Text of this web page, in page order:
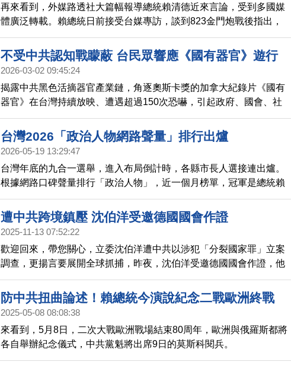
再來看到，外媒路透社大篇幅報導總統賴清德近來言論，受到多國媒
體廣泛轉載。賴總統日前接受台媒專訪，談到823金門炮戰後指出，
中共侵台目的，根本就不是為了中國領土問題，否則，中共現在就會
和俄羅斯討回龐大的中國土地。
不受中共認知戰矇蔽 台民眾響應《國有器官》遊行
2026-03-02 09:45:24
揭露中共黑色活摘器官產業鏈，角逐奧斯卡獎的加拿大紀錄片《國有
器官》在台灣持續放映、遭遇超過150次恐嚇，引起政府、國會、社
會關注中共跨境鎮壓；在澳洲、美國等多國放映也遭遇恐嚇。228前
夕，在台北西門町街頭，有記者會與遊行，呼籲拒絕紅色跨境鎮壓，
現場許多民眾揮舞旗幟，加入遊行隊伍，包括關心中國影星于朦朧的
台灣2026「政治人物網路聲量」排行出爐
2026-05-19 13:29:47
台灣年底的九合一選舉，進入布局倒計時，各縣市長人選接連出爐。
根據網路口碑聲量排行「政治人物」，近一個月榜單，冠軍是總統賴
清德，累計聲量高達約222.7萬筆，是名副其實的台灣政壇輿情第一
人，也是榜單第二名的民進黨立委、台北市長參選人沈伯洋，92.5萬
筆的兩倍以上。接下來第三到第五名，分別是台北市長蔣萬安、國民
遭中共跨境鎮壓 沈伯洋受邀德國國會作證
2025-11-13 07:52:22
歡迎回來，帶您關心，立委沈伯洋遭中共以涉犯「分裂國家罪」立案
調查，更揚言要展開全球抓捕，昨夜，沈伯洋受邀德國國會作證，他
強調，自己是為全球民主而戰，台灣永不退縮。
防中共扭曲論述！賴總統今演說紀念二戰歐洲終戰
2025-05-08 08:08:38
來看到，5月8日，二次大戰歐洲戰場結束80周年，歐洲與俄羅斯都將
各自舉辦紀念儀式，中共黨魁將出席9日的莫斯科閱兵。